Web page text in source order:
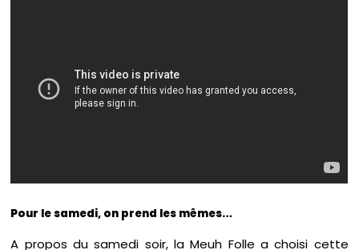
Pour le samedi, on prend les mêmes…
A propos du samedi soir, la Meuh Folle a choisi cette